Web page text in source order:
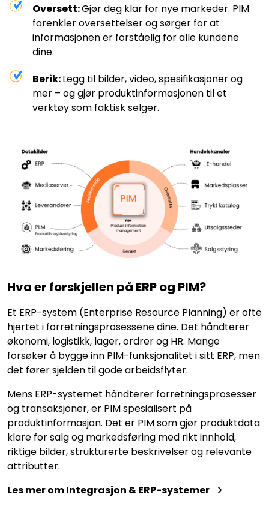
Oversett:Gjør deg klar for nye markeder. PIM
forenkler oversettelser og sørger for at
informasjonen er forståelig for alle kundene
dine.
Berik:Legg til bilder, video, spesifikasjoner og
mer – og gjør produktinformasjonen til et
verktøy som faktisk selger.
Hva er forskjellen på ERP og PIM?
Et ERP-system (Enterprise Resource Planning) er ofte
hjertet i forretningsprosessene dine. Det håndterer
økonomi, logistikk, lager, ordrer og HR. Mange
forsøker å bygge inn PIM-funksjonalitet i sitt ERP, men
det fører sjelden til gode arbeidsflyter.
Mens ERP-systemet håndterer forretningsprosesser
og transaksjoner, er PIM spesialisert på
produktinformasjon. Det er PIM som gjør produktdata
klare for salg og markedsføring med rikt innhold,
riktige bilder, strukturerte beskrivelser og relevante
attributter.
Les mer om Integrasjon & ERP-systemer